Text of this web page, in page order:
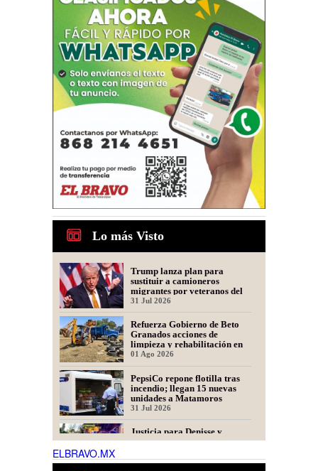
Lo más Visto
Trump lanza plan para
sustituir a camioneros
migrantes por veteranos del
Ejército
31 Jul 2026
Refuerza Gobierno de Beto
Granados acciones de
limpieza y rehabilitación en
Los Presidentes
01 Ago 2026
PepsiCo repone flotilla tras
incendio; llegan 15 nuevas
unidades a Matamoros
31 Jul 2026
Justicia para Denisse y
Dinorah: Convocan a Marcha
Mellizas Asesinadas
31 Jul 2026
ELBRAVO.MX